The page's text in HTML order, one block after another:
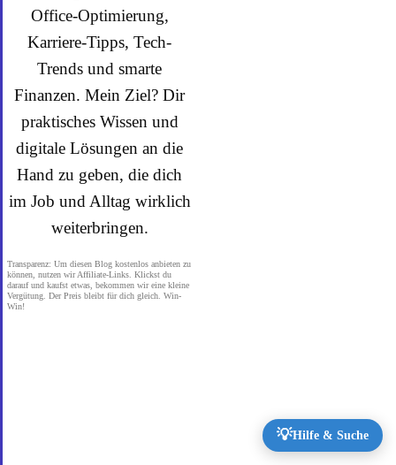
Office-Optimierung,
Karriere-Tipps, Tech-
Trends und smarte
Finanzen. Mein Ziel? Dir
praktisches Wissen und
digitale Lösungen an die
Hand zu geben, die dich
im Job und Alltag wirklich
weiterbringen.
Transparenz: Um diesen Blog kostenlos anbieten zu
können, nutzen wir Affiliate-Links. Klickst du
darauf und kaufst etwas, bekommen wir eine kleine
Vergütung. Der Preis bleibt für dich gleich. Win-
Win!
💡Hilfe & Suche